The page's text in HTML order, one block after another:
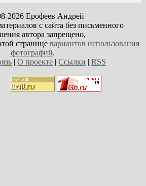
2026 Ерофеев Андрей
с сайта без письменного
автора запрещено,
странице вариантов использования
фотографий.
| О проекте | Ссылки | RSS